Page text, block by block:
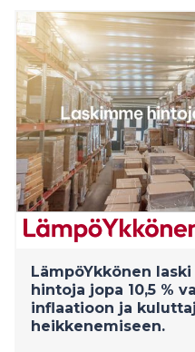
LämpöYkkönen
hintoja jopa 10,5 %
inflaatioon ja
heikkenemiseen.